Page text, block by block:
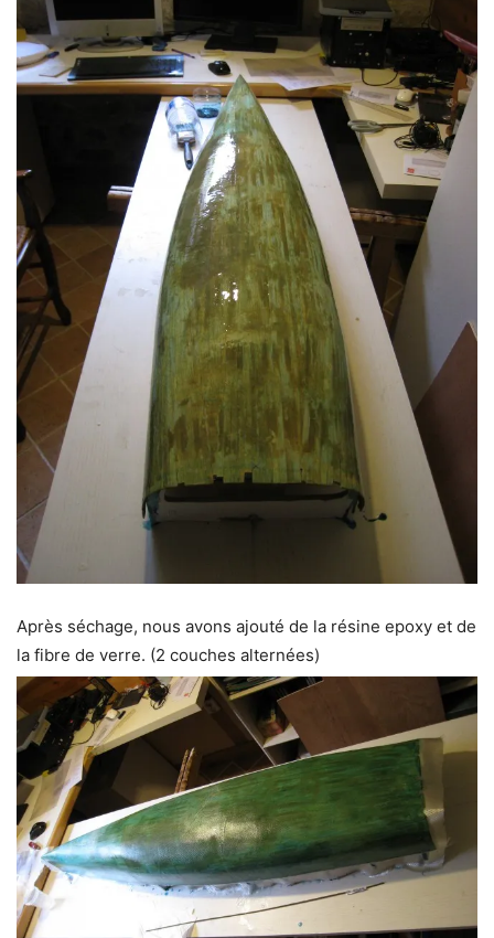
Après séchage, nous avons ajouté de la résine epoxy et de
la fibre de verre. (2 couches alternées)